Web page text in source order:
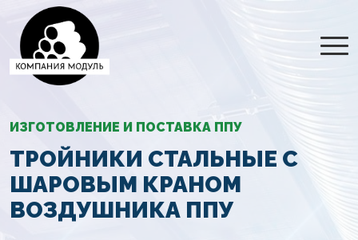
ИЗГОТОВЛЕНИЕ И ПОСТАВКА ППУ
ТРОЙНИКИ СТАЛЬНЫЕ С
ШАРОВЫМ КРАНОМ
ВОЗДУШНИКА ППУ